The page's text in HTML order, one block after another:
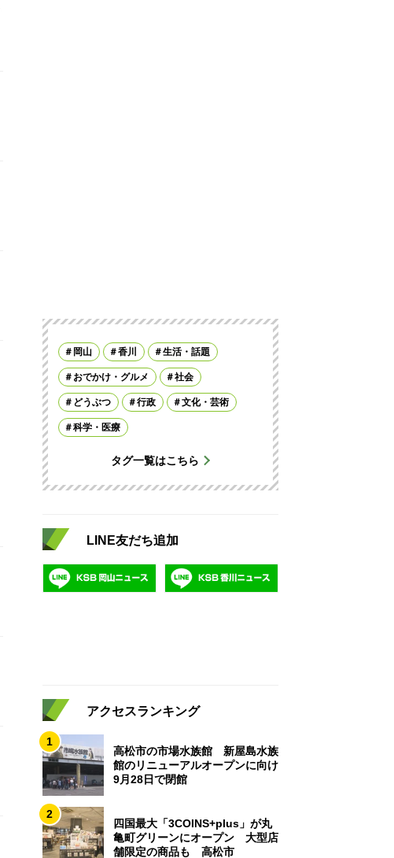
岡山 香川 生活・話題
おでかけ・グルメ 社会
どうぶつ 行政 文化・芸術
科学・医療
タグ一覧はこちら
LINE友だち追加
アクセスランキング
1
高松市の市場水族館 新屋島水族
館のリニューアルオープンに向け
9月28日で閉館
2
四国最大「3COINS+plus」が丸
亀町グリーンにオープン 大型店
舗限定の商品も 高松市